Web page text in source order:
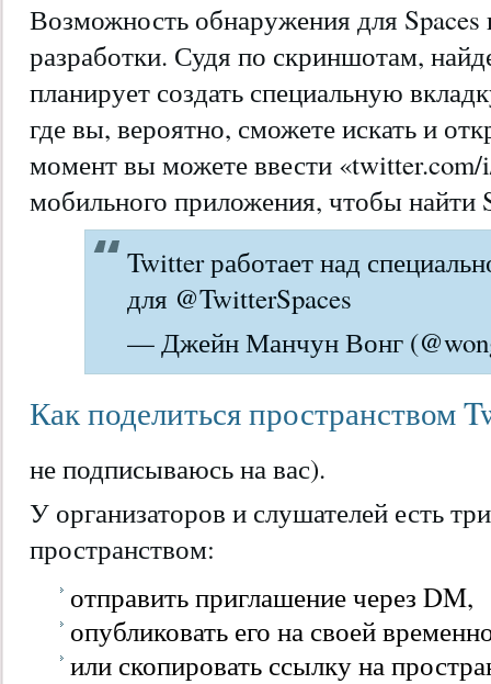
Возможность обнаружения для Spaces
разработки. Судя по скриншотам,
планирует создать специальную
где вы, вероятно, сможете искать и
момент вы можете ввести «twitter.com/
мобильного приложения, чтобы найти
Twitter работает над
для @TwitterSpaces
— Джейн Манчун Вонг
Как поделиться пространством
не подписываюсь на вас).
У организаторов и слушателей есть
пространством:
отправить приглашение через DM,
опубликовать его на своей
или скопировать ссылку на